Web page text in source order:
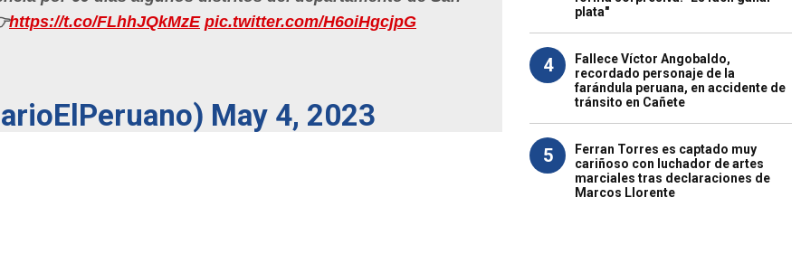
https://t.co/FLhhJQkMzE pic.twitter.com/H6oiHgcjpG
May 4, 2023
plata"
4
Fallece Víctor Angobaldo,
recordado personaje de la
farándula peruana, en accidente de
tránsito en Cañete
5
Ferran Torres es captado muy
cariñoso con luchador de artes
marciales tras declaraciones de
Marcos Llorente